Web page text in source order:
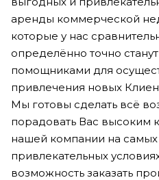
аренды коммерческой
которые у нас
определённо точно
помощниками для
привлечения новых
Мы готовы сделать всё
порадовать Вас высоким
нашей компании на
привлекательных
возможность заказать